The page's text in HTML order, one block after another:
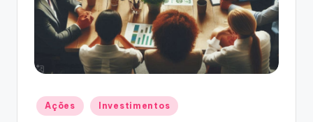
Posted
in
Ações Investimentos